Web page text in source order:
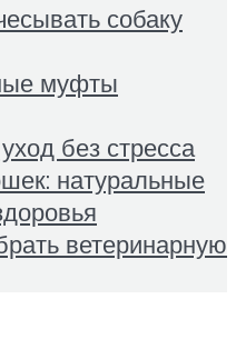
собаку
муфты
без стресса
натуральные
ветеринарную